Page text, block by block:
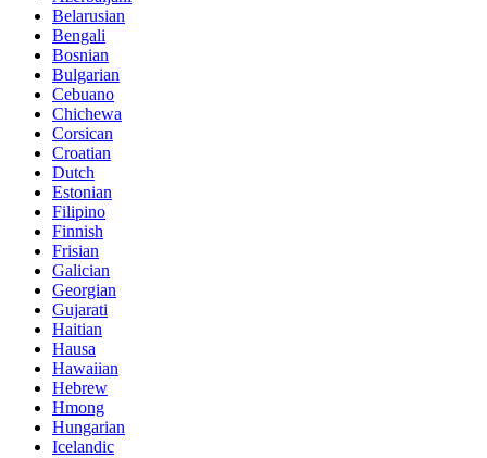
Belarusian
Bengali
Bosnian
Bulgarian
Cebuano
Chichewa
Corsican
Croatian
Dutch
Estonian
Filipino
Finnish
Frisian
Galician
Georgian
Gujarati
Haitian
Hausa
Hawaiian
Hebrew
Hmong
Hungarian
Icelandic